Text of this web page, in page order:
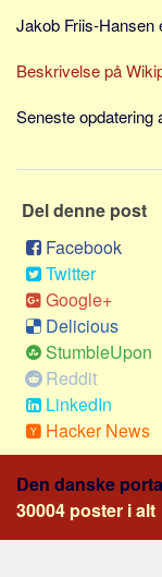
Statistik
Meta
Dokumenttyper
Emner
Skribenter
Personer
Steder
Kilder
Om
Webstedet
Forhistorien
Redigering
Tekstannoncer
Jakob Friis-Hansen
Beskrivelse på
Seneste opdatering
Del denne post
Facebook
Twitter
Google+
Delicious
StumbleUpon
Reddit
LinkedIn
Hacker News
Den danske
30004 poster i alt